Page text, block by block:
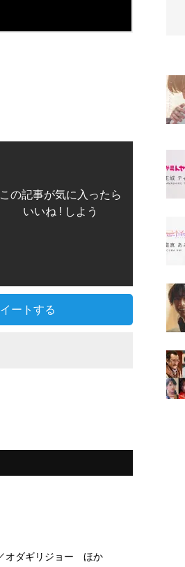
この記事が気に入ったら
いいね ! しよう
ートする
オダギリジョー ほか